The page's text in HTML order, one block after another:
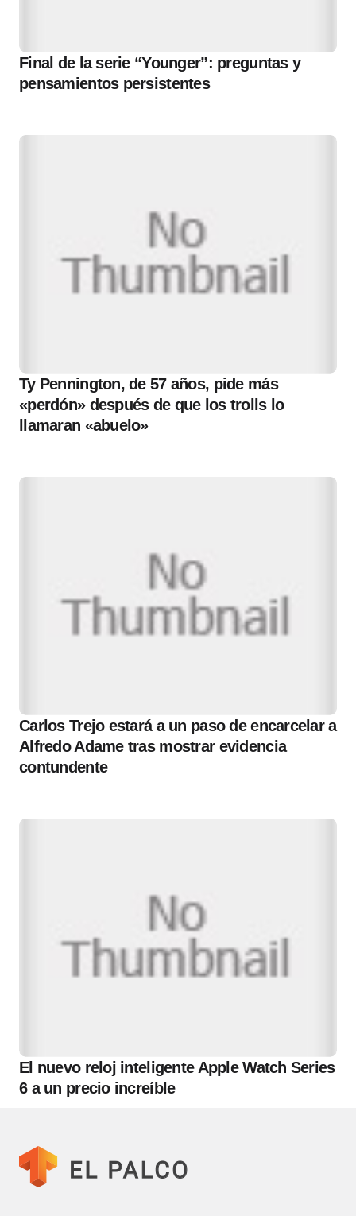
Final de la serie “Younger”: preguntas y
pensamientos persistentes
Ty Pennington, de 57 años, pide más
«perdón» después de que los trolls lo
llamaran «abuelo»
Carlos Trejo estará a un paso de encarcelar a
Alfredo Adame tras mostrar evidencia
contundente
El nuevo reloj inteligente Apple Watch Series
6 a un precio increíble